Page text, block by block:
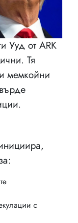
Ууд от ARK
Тя
мемкойни
с